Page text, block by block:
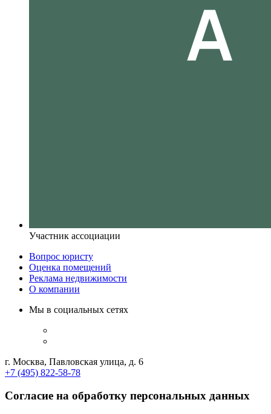
Участник ассоциации
Вопрос юристу
Оценка помещений
Реклама недвижимости
О компании
Мы в социальных сетях
г. Москва, Павловская улица, д. 6
+7 (495) 822-58-78
Согласие на обработку персональных данных